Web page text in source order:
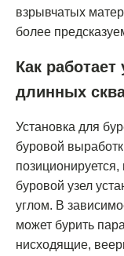
взрывчатых
более
Как
длинных
Установка для
буровой
буровой узел
углом. В
может бурить
нисходящие,